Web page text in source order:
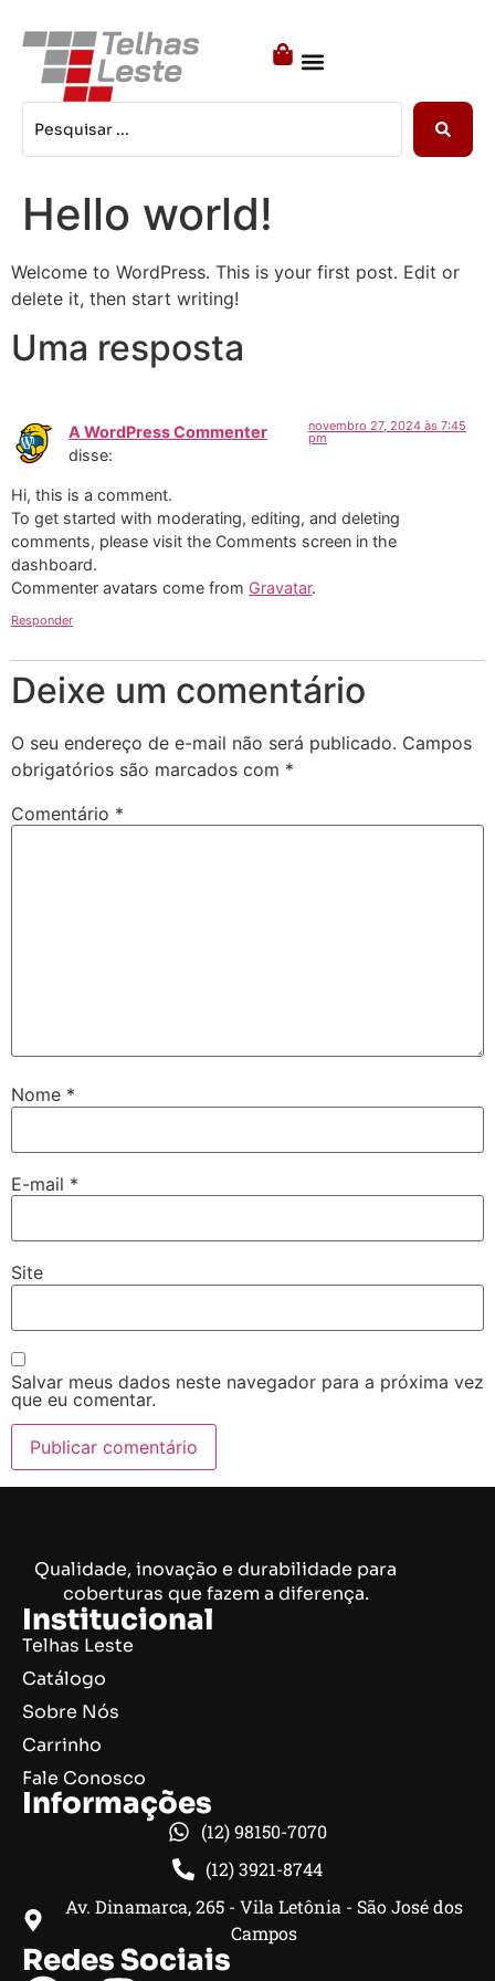
Hello world!
Welcome to WordPress. This is your first post. Edit or
delete it, then start writing!
Uma resposta
A WordPress Commenter
disse:
novembro 27, 2024 às 7:45
pm
Hi, this is a comment.
To get started with moderating, editing, and deleting
comments, please visit the Comments screen in the
dashboard.
Commenter avatars come from Gravatar.
Responder
Deixe um comentário
O seu endereço de e-mail não será publicado. Campos
obrigatórios são marcados com *
Comentário *
Nome *
E-mail *
Site
Salvar meus dados neste navegador para a próxima vez
que eu comentar.
Qualidade, inovação e durabilidade para
coberturas que fazem a diferença.
Institucional
Telhas Leste
Catálogo
Sobre Nós
Carrinho
Fale Conosco
Informações
(12) 98150-7070
(12) 3921-8744
Av. Dinamarca, 265 - Vila Letônia - São José dos
Campos
Redes Sociais